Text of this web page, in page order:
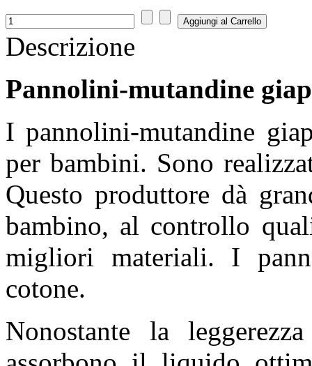
Descrizione
Pannolini-mutandine
I pannolini-mutandine
per bambini. Sono
Questo produttore dà
bambino, al controllo
migliori materiali. I
cotone.
Nonostante la